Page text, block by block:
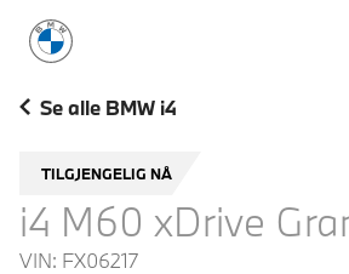
BMW Norge
Se alle BMW i4
TILGJENGELIG NÅ
i4 M60 xDrive
VIN: FX06217